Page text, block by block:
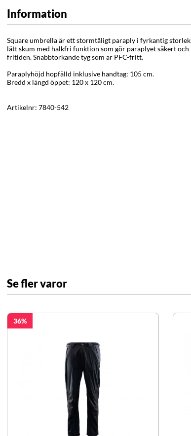
Information
Square umbrella är ett stormtåligt paraply i fyrkantig
lätt skum med halkfri funktion som gör paraplyet säkert
fritiden. Snabbtorkande tyg som är PFC-fritt.
Paraplyhöjd hopfälld inklusive handtag: 105 cm.
Bredd x längd öppet: 120 x 120 cm.
Artikelnr: 7840-542
Se fler varor
36